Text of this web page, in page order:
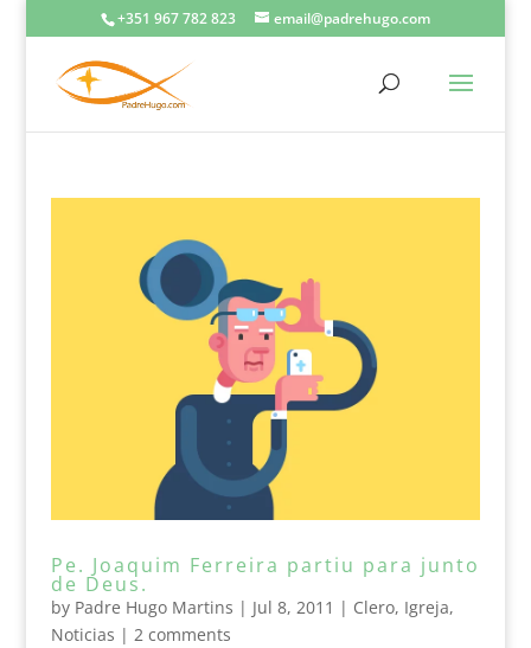
+351 967 782 823 email@padrehugo.com
Pe. Joaquim Ferreira partiu para junto
de Deus.
by Padre Hugo Martins | Jul 8, 2011 | Clero, Igreja,
Noticias | 2 comments